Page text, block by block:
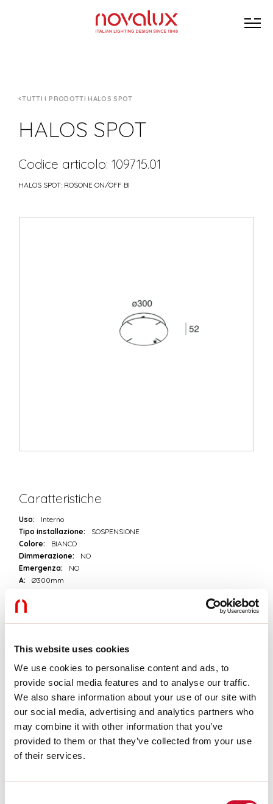
This website uses cookies
We use cookies to personalise content and ads, to
provide social media features and to analyse our traffic.
We also share information about your use of our site with
our social media, advertising and analytics partners who
may combine it with other information that you’ve
provided to them or that they’ve collected from your use
of their services.
TUTTI I PRODOTTI HALOS SPOT
HALOS SPOT
Codice articolo: 109715.01
HALOS SPOT: ROSONE ON/OFF BI
Caratteristiche
Uso:
Interno
Tipo installazione:
SOSPENSIONE
Colore:
BIANCO
Dimmerazione:
NO
Emergenza:
NO
A:
Ø300mm
Made in:
Dati tecnici
Potenza reale apparecchio:
105.7+29.3W
IP:
20
Classe di isolamento:
I
N° Driver per prodotto:
2
Tensione di alimentazione:
220-240V 50/60 Hz